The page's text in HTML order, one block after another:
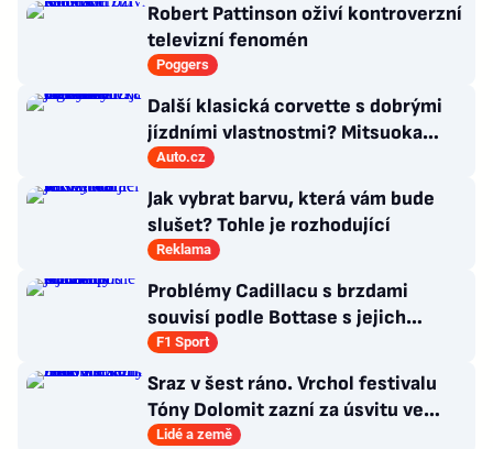
Robert Pattinson oživí kontroverzní
televizní fenomén
Poggers
Další klasická corvette s dobrými
jízdními vlastnostmi? Mitsuoka
znovu využije legendární MX-5
Auto.cz
Jak vybrat barvu, která vám bude
slušet? Tohle je rozhodující
Reklama
Problémy Cadillacu s brzdami
souvisí podle Bottase s jejich
chlazením
F1 Sport
Sraz v šest ráno. Vrchol festivalu
Tóny Dolomit zazní za úsvitu ve
3000 metrech
Lidé a země